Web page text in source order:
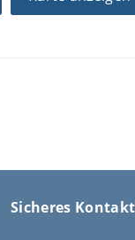
Sicheres